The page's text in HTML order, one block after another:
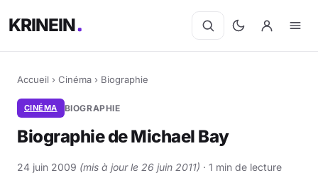
KRINEIN
Accueil › Cinéma › Biographie
CINÉMA BIOGRAPHIE
Biographie de Michael Bay
24 juin 2009 (mis à jour le 26 juin 2011) · 1 min de lecture